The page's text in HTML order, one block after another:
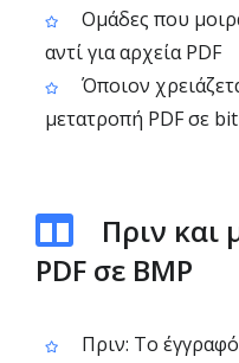
Ομάδες που
αντί για αρχεία PDF
Όποιον
μετατροπή PDF σε
Πριν και
PDF σε BMP
Πριν: Το έγγραφό